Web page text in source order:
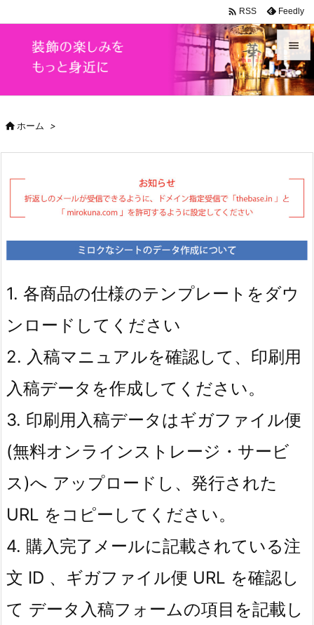


メニュ

検索
 RSS Feedly
ホーム >
1. 各商品の仕様のテンプレートをダウ
ンロードしてください
2. 入稿マニュアルを確認して、印刷用
入稿データを作成してください。
3. 印刷用入稿データはギガファイル便
(無料オンラインストレージ・サービ
ス)へ アップロードし、発行された
URL をコピーしてください。
4. 購入完了メールに記載されている注
文 ID 、ギガファイル便 URL を確認し
て データ入稿フォームの項目を記載し